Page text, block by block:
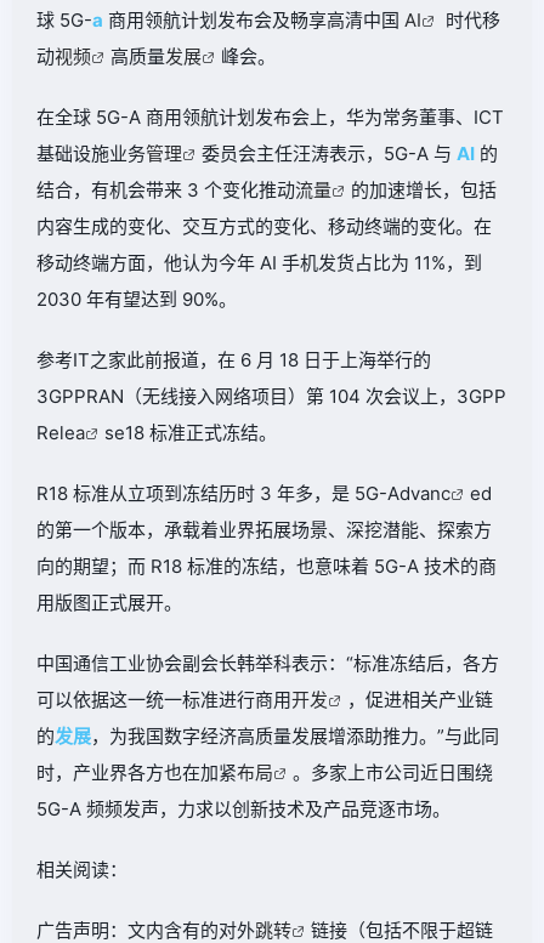
球 5G-a 商用领航计划发布会及畅享高清中国 AI
时代移
动视频 高质量发展 峰会。
在全球 5G-A 商用领航计划发布会上，华为常务董事、ICT
基础设施业务管理 委员会主任汪涛表示，5G-A 与 AI 的
结合，有机会带来 3 个变化推动流量
的加速增长，包括
内容生成的变化、交互方式的变化、移动终端的变化。在
移动终端方面，他认为今年 AI 手机发货占比为 11%，到
2030 年有望达到 90%。
参考IT之家此前报道，在 6 月 18 日于上海举行的
3GPPRAN（无线接入网络项目）第 104 次会议上，3GPP
Relea se18 标准正式冻结。
R18 标准从立项到冻结历时 3 年多，是 5G-Advanc
ed
的第一个版本，承载着业界拓展场景、深挖潜能、探索方
向的期望；而 R18 标准的冻结，也意味着 5G-A 技术的商
用版图正式展开。
中国通信工业协会副会长韩举科表示：“标准冻结后，各方
可以依据这一统一标准进行商用开发
，促进相关产业链
的发展，为我国数字经济高质量发展增添助推力。”与此同
时，产业界各方也在加紧布局
。多家上市公司近日围绕
5G-A 频频发声，力求以创新技术及产品竞逐市场。
相关阅读：
广告声明：文内含有的对外跳转
链接（包括不限于超链